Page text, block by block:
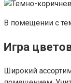
В помещении с
Игра
Широкий